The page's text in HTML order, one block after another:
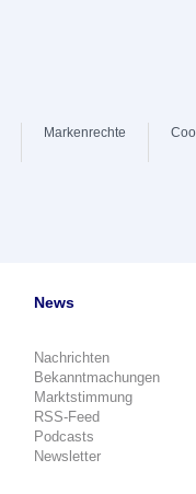
Markenrechte
News
Nachrichten
Bekanntmachungen
Marktstimmung
RSS-Feed
Podcasts
Newsletter